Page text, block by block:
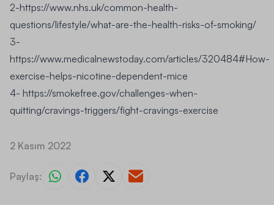
2-https://www.nhs.uk/common-health-
questions/lifestyle/what-are-the-health-risks-of-smoking/
3-
https://www.medicalnewstoday.com/articles/320484#How-
exercise-helps-nicotine-dependent-mice
4- https://smokefree.gov/challenges-when-
quitting/cravings-triggers/fight-cravings-exercise
2 Kasım 2022
Paylaş: